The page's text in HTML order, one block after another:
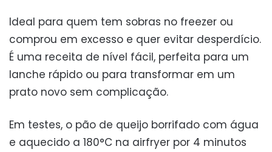
Ideal para quem tem sobras no freezer ou
comprou em excesso e quer evitar desperdício.
É uma receita de nível fácil, perfeita para um
lanche rápido ou para transformar em um
prato novo sem complicação.
Em testes, o pão de queijo borrifado com água
e aquecido a 180°C na airfryer por 4 minutos